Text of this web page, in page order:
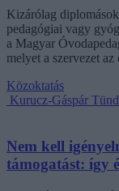
Kizárólag
pedagógiai vagy
a Magyar
melyet a szervezet
Közoktatás
Kurucz-Gáspár
Nem kell
támogatást: így